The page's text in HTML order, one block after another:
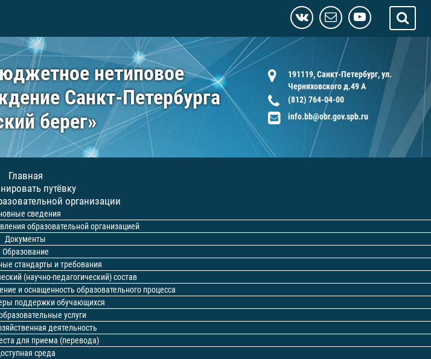
нетиповое
Санкт-Петербурга
берег»
191119, Санкт-Петербург, ул.
Черняховского д.49 А
(812) 764-04-00
info.bb@obr.gov.spb.ru
Главная
путёвку
организации
сведения
образовательной организацией
Документы
Образование
стандарты и требования
(научно-педагогический) состав
и оснащенность образовательного процесса
поддержки обучающихся
услуги
деятельность
для приема (перевода)
среда